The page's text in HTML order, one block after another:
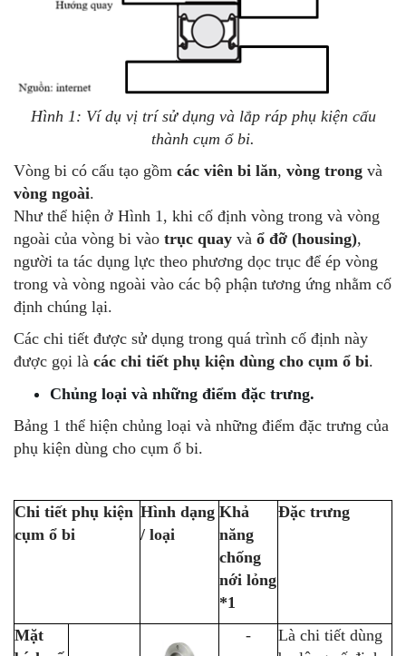
Hình 1: Ví dụ vị trí sử dụng và lắp ráp phụ kiện cấu
thành cụm ổ bi.
Vòng bi có cấu tạo gồm các viên bi lăn, vòng trong và
vòng ngoài.
Như thể hiện ở Hình 1, khi cố định vòng trong và vòng
ngoài của vòng bi vào trục quay và ổ đỡ (housing),
người ta tác dụng lực theo phương dọc trục để ép vòng
trong và vòng ngoài vào các bộ phận tương ứng nhằm cố
định chúng lại.
Các chi tiết được sử dụng trong quá trình cố định này
được gọi là các chi tiết phụ kiện dùng cho cụm ổ bi.
Chủng loại và những điểm đặc trưng.
Bảng 1 thể hiện chủng loại và những điểm đặc trưng của
phụ kiện dùng cho cụm ổ bi.
Chi tiết phụ kiện
cụm ổ bi
Hình dạng
/ loại
Khả
năng
chống
nới lỏng
*1
Đặc trưng
Mặt
-
Là chi tiết dùng